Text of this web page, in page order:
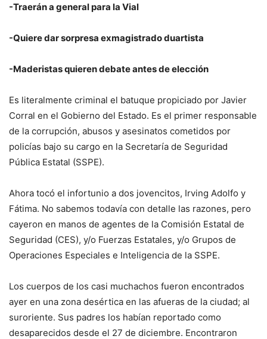
-Traerán a general para la Vial
-Quiere dar sorpresa exmagistrado duartista
-Maderistas quieren debate antes de elección
Es literalmente criminal el batuque propiciado por Javier
Corral en el Gobierno del Estado. Es el primer responsable
de la corrupción, abusos y asesinatos cometidos por
policías bajo su cargo en la Secretaría de Seguridad
Pública Estatal (SSPE).
Ahora tocó el infortunio a dos jovencitos, Irving Adolfo y
Fátima. No sabemos todavía con detalle las razones, pero
cayeron en manos de agentes de la Comisión Estatal de
Seguridad (CES), y/o Fuerzas Estatales, y/o Grupos de
Operaciones Especiales e Inteligencia de la SSPE.
Los cuerpos de los casi muchachos fueron encontrados
ayer en una zona desértica en las afueras de la ciudad; al
suroriente. Sus padres los habían reportado como
desaparecidos desde el 27 de diciembre. Encontraron